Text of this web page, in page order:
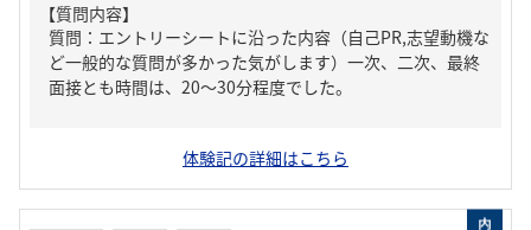
【質問内容】
質問：エントリーシートに沿った内容（自己PR,志望動機な
ど一般的な質問が多かった気がします）一次、二次、最終
面接とも時間は、20～30分程度でした。
体験記の詳細はこちら